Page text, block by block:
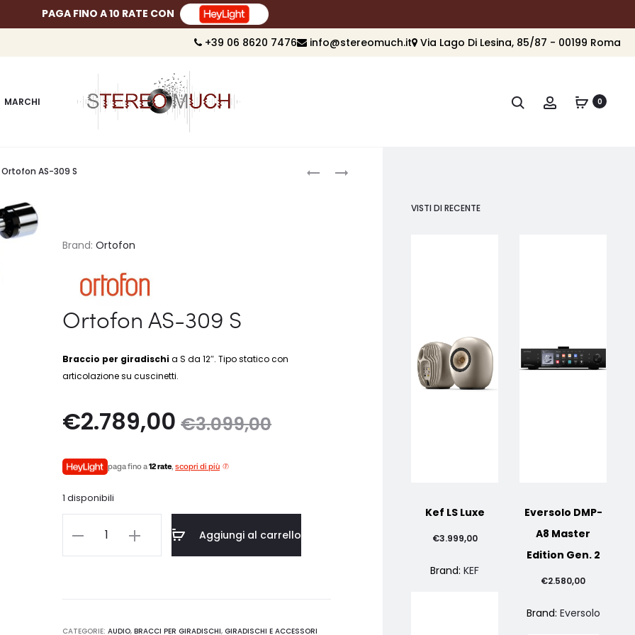
PAGA FINO A 10 RATE CON
+39 06 8620 7476 info@stereomuch.it Via Lago Di Lesina, 85/87 - 00199 Roma
MARCHI Cerca Account0
Product
navigation
ORTOFON
ORTOFON
Ortofon AS-309 S
Brand:Ortofon
Ortofon AS-309 S
Braccio per giradischia S da 12″. Tipo statico con
articolazione su cuscinetti.
€3.099,00
Il
originale
era:
€3.099,00.
€2.789,00
Il
prezzo
paga fino a12 rate,scopri di più
1 disponibili
Ortofon
Aggiungi al carrello
CATEGORIE:AUDIO,BRACCI PER GIRADISCHI,GIRADISCHI E ACCESSORI
VISTI DI RECENTE
Kef LS Luxe
€3.999,00
Brand:KEF
Eversolo DMP-
A8 Master
Edition Gen. 2
€2.580,00
Brand: Eversolo